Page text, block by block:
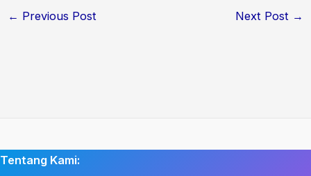
← Previous Post Next Post →
Tentang Kami: